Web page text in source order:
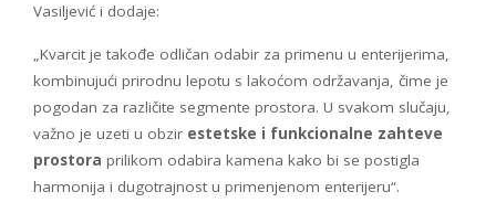
Vasiljević i dodaje:
„Kvarcit je takođe odličan odabir za primenu u enterijerima,
kombinujući prirodnu lepotu s lakoćom održavanja, čime je
pogodan za različite segmente prostora. U svakom slučaju,
važno je uzeti u obzir estetske i funkcionalne zahteve
prostora prilikom odabira kamena kako bi se postigla
harmonija i dugotrajnost u primenjenom enterijeru“.